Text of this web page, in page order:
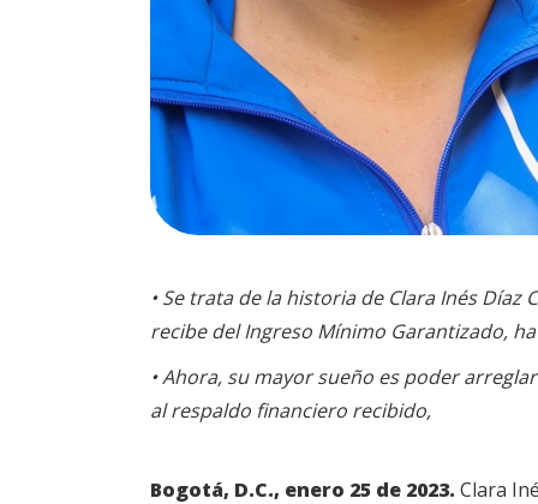
• Se trata de la historia de Clara Inés
recibe del Ingreso Mínimo Garantizado,
• Ahora, su mayor sueño es poder
al respaldo financiero recibido,
Bogotá, D.C., enero 25 de 2023. Clara